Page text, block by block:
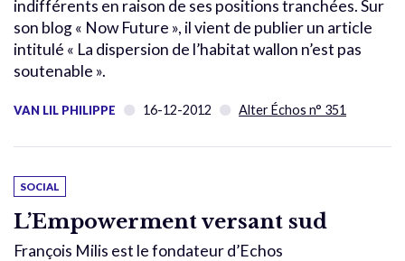
indifférents en raison de ses positions tranchées. Sur
son blog « Now Future », il vient de publier un article
intitulé « La dispersion de l’habitat wallon n’est pas
soutenable ».
VAN LIL PHILIPPE 16-12-2012 Alter Échos n° 351
SOCIAL
L’Empowerment versant sud
François Milis est le fondateur d’Echos